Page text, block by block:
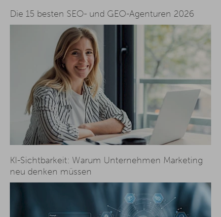
Die 15 besten SEO- und GEO-Agenturen 2026
KI-Sichtbarkeit: Warum Unternehmen Marketing
neu denken müssen